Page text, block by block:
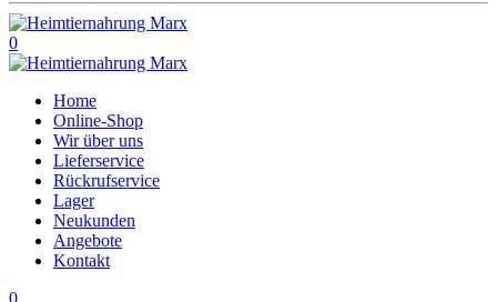
0
Home
Online-Shop
Wir über uns
Lieferservice
Rückrufservice
Lager
Neukunden
Angebote
Kontakt
0